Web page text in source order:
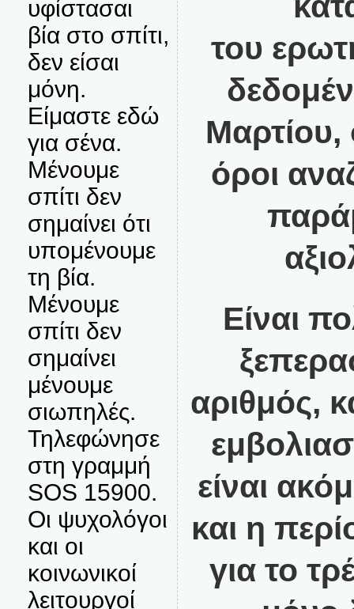
υφίστασαι
βία στο σπίτι,
δεν είσαι
μόνη.
Είμαστε εδώ
για σένα.
Μένουμε
σπίτι δεν
σημαίνει ότι
υπομένουμε
τη βία.
Μένουμε
σπίτι δεν
σημαίνει
μένουμε
σιωπηλές.
Τηλεφώνησε
στη γραμμή
SOS 15900.
Οι ψυχολόγοι
και οι
κοινωνικοί
λειτουργοί
του
Μαρτίου,
όροι
Είναι
αριθμός,
είναι
και η
για το